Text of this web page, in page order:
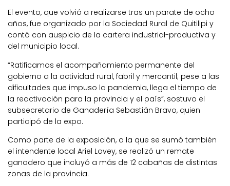
El evento, que volvió a realizarse tras un parate de ocho
años, fue organizado por la Sociedad Rural de Quitilipi y
contó con auspicio de la cartera industrial-productiva y
del municipio local.
“Ratificamos el acompañamiento permanente del
gobierno a la actividad rural, fabril y mercantil; pese a las
dificultades que impuso la pandemia, llega el tiempo de
la reactivación para la provincia y el país”, sostuvo el
subsecretario de Ganadería Sebastián Bravo, quien
participó de la expo.
Como parte de la exposición, a la que se sumó también
el intendente local Ariel Lovey, se realizó un remate
ganadero que incluyó a más de 12 cabañas de distintas
zonas de la provincia.